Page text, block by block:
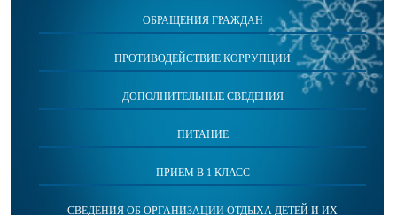
ОБРАЩЕНИЯ ГРАЖДАН
ПРОТИВОДЕЙСТВИЕ КОРРУПЦИИ
ДОПОЛНИТЕЛЬНЫЕ СВЕДЕНИЯ
ПИТАНИЕ
ПРИЕМ В 1 КЛАСС
СВЕДЕНИЯ ОБ ОРГАНИЗАЦИИ ОТДЫХА ДЕТЕЙ И ИХ